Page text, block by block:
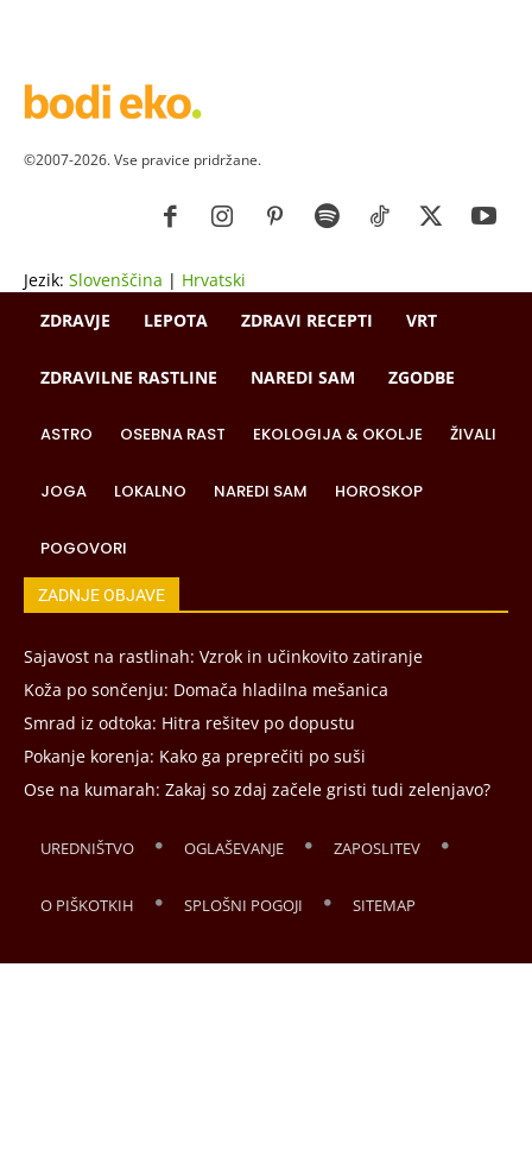
©2007-2026. Vse pravice pridržane.
Jezik: Slovenščina | Hrvatski
ZDRAVJE
LEPOTA ZDRAVI RECEPTI VRT
ZDRAVILNE RASTLINE NAREDI SAM ZGODBE
ASTRO OSEBNA RAST EKOLOGIJA & OKOLJE ŽIVALI
JOGA LOKALNO NAREDI SAM HOROSKOP
POGOVORI
ZADNJE OBJAVE
Sajavost na rastlinah: Vzrok in učinkovito zatiranje
Koža po sončenju: Domača hladilna mešanica
Smrad iz odtoka: Hitra rešitev po dopustu
Pokanje korenja: Kako ga preprečiti po suši
Ose na kumarah: Zakaj so zdaj začele gristi tudi zelenjavo?
UREDNIŠTVO OGLAŠEVANJE ZAPOSLITEV
O PIŠKOTKIH SPLOŠNI POGOJI SITEMAP